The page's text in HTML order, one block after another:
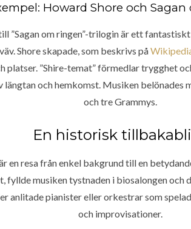
Howard Shore och
”Sagan om ringen”-trilogin är ett
Shore skapade, som beskrivs på
platser. ”Shire-temat” förmedlar trygghet
och hemkomst. Musiken belönades
och tre Grammys.
En historisk
en resa från enkel bakgrund till en
fyllde musiken tystnaden i biosalongen och
anlitade pianister eller orkestrar som
och improvisationer.